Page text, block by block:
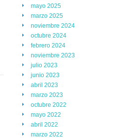
mayo 2025
marzo 2025
noviembre 2024
octubre 2024
febrero 2024
noviembre 2023
julio 2023
junio 2023
abril 2023
marzo 2023
octubre 2022
mayo 2022
abril 2022
marzo 2022